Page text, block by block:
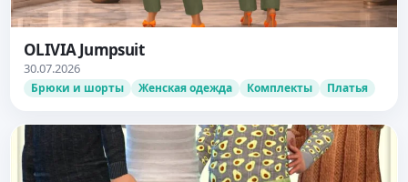
OLIVIA Jumpsuit
30.07.2026
Брюки и шорты Женская одежда Комплекты Платья